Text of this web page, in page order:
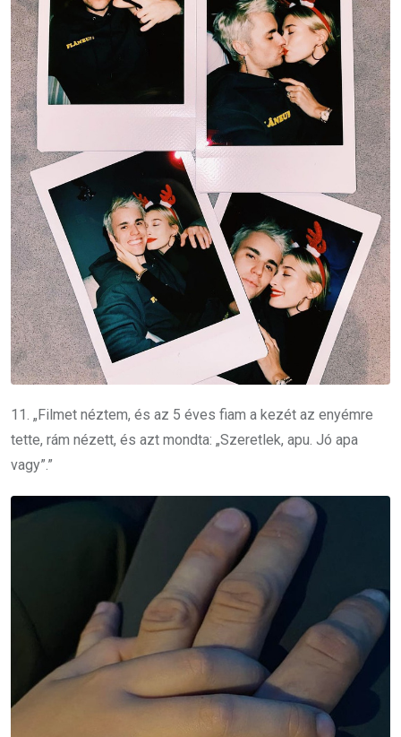
11. „Filmet néztem, és az 5 éves fiam a kezét az enyémre
tette, rám nézett, és azt mondta: „Szeretlek, apu. Jó apa
vagy”.”